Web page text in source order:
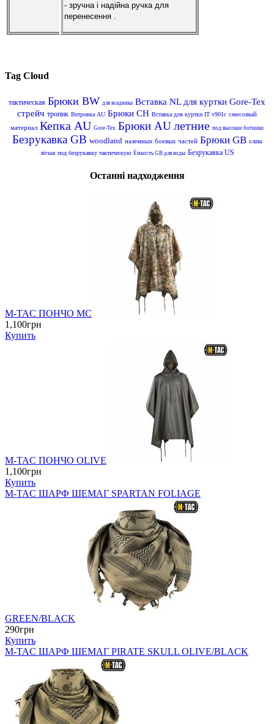
- зручна і надійна ручка для
перенесення .
Tag Cloud
тактическая Брюки BW для всадника Вставка NL для куртки Gore-Tex
стрейч тропик Ветровка AU Брюки CH Вставка для куртки IT v901c смесовый
материал Кепка AU Gore-Tex Брюки AUлетние под высокие ботинки
Безрукавка GB woodland наземных боевых частей Брюки GB олива
лёгкая под безрукавку тактическую Ёмкость GB для воды Безрукавка US
Останні надходження
M-TAC ПОНЧО MC
1,100грн
Купить
M-TAC ПОНЧО OLIVE
1,100грн
Купить
M-TAC ШАРФ ШЕМАГ SPARTAN FOLIAGE
GREEN/BLACK
290грн
Купить
M-TAC ШАРФ ШЕМАГ PIRATE SKULL OLIVE/BLACK